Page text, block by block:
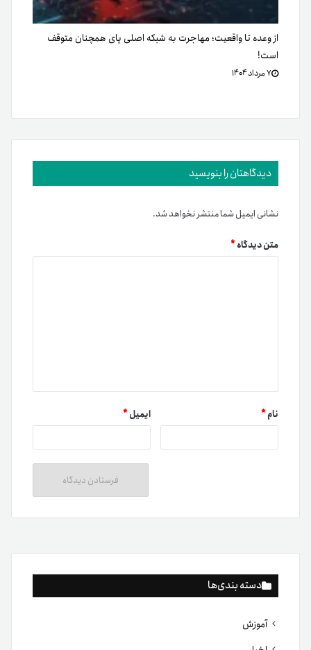
دسته بندی‌ها
آموزش
از وعده تا واقعیت؛ مهاجرت به شبکه اصلی پای همچنان متوقف
است!
۷ مرداد ۱۴۰۴
دیدگاهتان را بنویسید
نشانی ایمیل شما منتشر نخواهد شد.
متن دیدگاه*
نام* ایمیل*